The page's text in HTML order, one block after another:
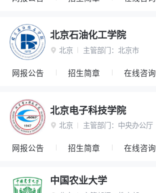
北京石油化工学院
 北京 主管部门： 北京市
网报公告 招生简章 在线咨询
北京电子科技学院
 北京 主管部门： 中央办公厅
网报公告 招生简章 在线咨询
中国农业大学